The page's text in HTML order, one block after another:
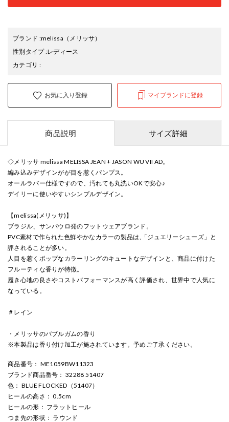
ブランド :melissa （メリッサ）
性別タイプ:レディース
カテゴリ :
お気に入り登録 マイブランドに登録
商品説明 サイズ詳細
◇メリッサ melissa MELISSA JEAN + JASON WU VII AD。
編み込みデザインがが目を惹くパンプス。
オールラバー仕様ですので、汚れても丸洗いOKで安心♪
デイリーに使いやすいシンプルデザイン。
【melissa(メリッサ)】
ブラジル、サンパウロ発のフットウェアブランド。
PVC素材で作られた色鮮やかなカラーの製品は,「ジュエリーシューズ」と
評されることが多い。
人目を惹くポップなカラーリングのキュートなデザインと、商品に付けた
フルーティな香りが特徴。
履き心地の良さやコストパフォーマンスが高く評価され、世界中で人気に
なっている。
＃レイン
・メリッサのバブルガムの香り
※本製品は香り付け加工が施されています。予めご了承ください。
商品番号 ： ME1059BW11323
ブランド商品番号 ： 32288 51407
色 ： BLUE FLOCKED（51407）
ヒールの高さ ： 0.5cm
ヒールの形 ： フラットヒール
つま先の形状： ラウンド